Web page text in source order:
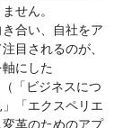
せん。
合い、自社をア
目されるのが、
にした
「ビジネスにつ
「エクスペリエ
革のためのアプ